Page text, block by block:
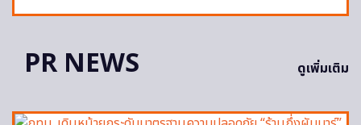
PR NEWS ดูเพิ่มเติม